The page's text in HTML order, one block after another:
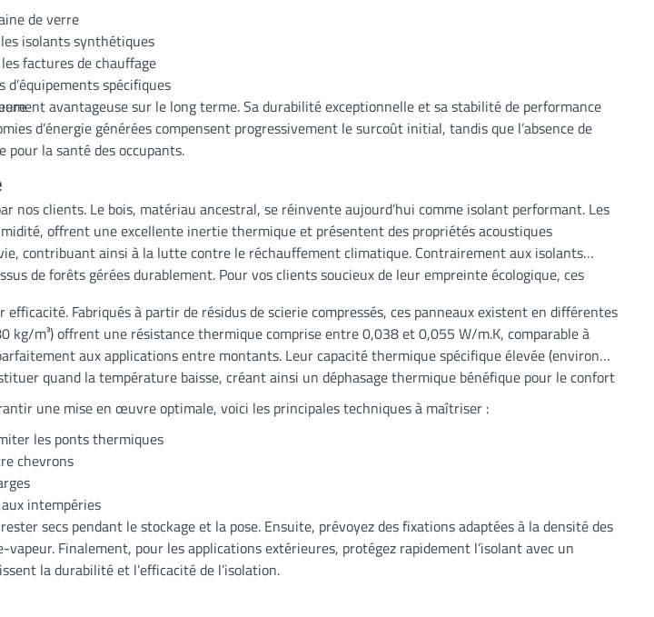
de verre
isolants synthétiques
factures de chauffage
spécifiques
avantageuse sur le long terme. Sa durabilité exceptionnelle et sa stabilité de performance
d’énergie générées compensent progressivement le surcoût initial, tandis que l’absence de
la santé des occupants.
nos clients. Le bois, matériau ancestral, se réinvente aujourd’hui comme isolant performant. Les
offrent une excellente inertie thermique et présentent des propriétés acoustiques
contribuant ainsi à la lutte contre le réchauffement climatique. Contrairement aux isolants
de forêts gérées durablement. Pour vos clients soucieux de leur empreinte écologique, ces
Fabriqués à partir de résidus de scierie compressés, ces panneaux existent en différentes
kg/m³) offrent une résistance thermique comprise entre 0,038 et 0,055 W/m.K, comparable à
aux applications entre montants. Leur capacité thermique spécifique élevée (environ
quand la température baisse, créant ainsi un déphasage thermique bénéfique pour le confort
une mise en œuvre optimale, voici les principales techniques à maîtriser :
les ponts thermiques
chevrons
intempéries
secs pendant le stockage et la pose. Ensuite, prévoyez des fixations adaptées à la densité des
Finalement, pour les applications extérieures, protégez rapidement l’isolant avec un
la durabilité et l’efficacité de l’isolation.